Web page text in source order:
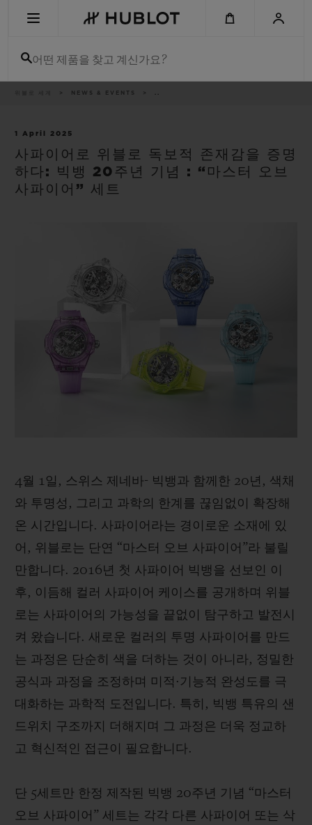
어떤 제품을 찾고 계신가요?
NEWS & EVENTS ..
1 April 2025
사파이어로 위블로 독보적 존재감을 증명
하다: 빅뱅 20주년 기념 : “마스터 오브
사파이어” 세트
4월 1일, 스위스 제네바- 빅뱅과 함께한 20년, 색채
와 투명성, 그리고 과학의 한계를 끊임없이 확장해
온 시간입니다. 사파이어라는 경이로운 소재에 있
어, 위블로는 단연 “마스터 오브 사파이어”라 불릴
만합니다. 2016년 첫 사파이어 빅뱅을 선보인 이
후, 이듬해 컬러 사파이어 케이스를 공개하며 위블
로는 사파이어의 가능성을 끝없이 탐구하고 발전시
켜 왔습니다. 새로운 컬러의 투명 사파이어를 만드
는 과정은 단순히 색을 더하는 것이 아니라, 정밀한
공식과 과정을 조정하며 미적·기능적 완성도를 극
대화하는 과학적 도전입니다. 특히, 빅뱅 특유의 샌
드위치 구조까지 더해지며 그 과정은 더욱 정교하
고 혁신적인 접근이 필요합니다.
단 5세트만 한정 제작된 빅뱅 20주년 기념 “마스터
오브 사파이어” 세트는 각각 다른 사파이어 또는 삭
신제품
빅뱅
썸머 멀티 컬러 세라믹
온라인 익스클
예상 배송일
안전한 결제
기프트 파우치